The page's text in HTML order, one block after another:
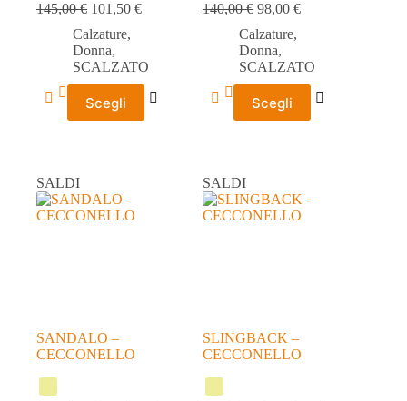
145,00€ 101,50 €
Calzature,
Donna,
SCALZATO
Scegli
Questo
prodotto
opzioni
possono
essere
140,00€ 98,00€
Calzature,
Donna,
SCALZATO
Scegli
Questo
prodotto
opzioni
possono
essere
SALDI
SANDALO –
CECCONELLO
SALDI
SLINGBACK –
CECCONELLO